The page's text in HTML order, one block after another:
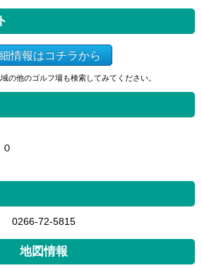
情報はコチラから
の他のゴルフ場も検索してみてください。
0266-72-5815
地図情報